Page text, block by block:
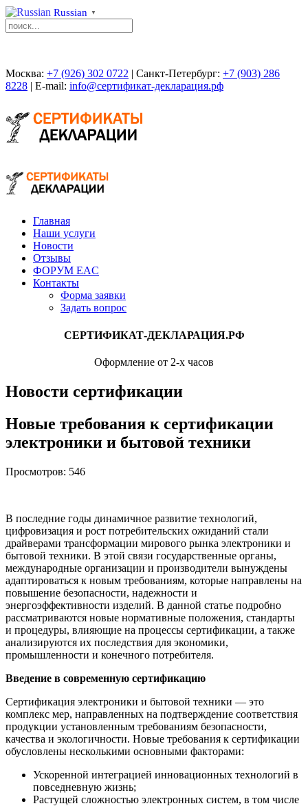
Russian ▼
Москва: +7 (926) 302 0722 | Санкт-Петербург: +7 (903) 286
8228 | E-mail: info@сертификат-декларация.рф
Главная
Наши услуги
Новости
Отзывы
ФОРУМ EAC
Контакты
Форма заявки
Задать вопрос
СЕРТИФИКАТ-ДЕКЛАРАЦИЯ.РФ
Оформление от 2-х часов
Новости сертификации
Новые требования к сертификации
электроники и бытовой техники
Просмотров: 546
В последние годы динамичное развитие технологий,
цифровизация и рост потребительских ожиданий стали
драйверами трансформации мирового рынка электроники и
бытовой техники. В этой связи государственные органы,
международные организации и производители вынуждены
адаптироваться к новым требованиям, которые направлены на
повышение безопасности, надежности и
энергоэффективности изделий. В данной статье подробно
рассматриваются новые нормативные положения, стандарты
и процедуры, влияющие на процессы сертификации, а также
анализируются их последствия для экономики,
промышленности и конечного потребителя.
Введение в современную сертификацию
Сертификация электроники и бытовой техники — это
комплекс мер, направленных на подтверждение соответствия
продукции установленным требованиям безопасности,
качества и экологичности. Новые требования к сертификации
обусловлены несколькими основными факторами:
Ускоренной интеграцией инновационных технологий в
повседневную жизнь;
Растущей сложностью электронных систем, в том числе